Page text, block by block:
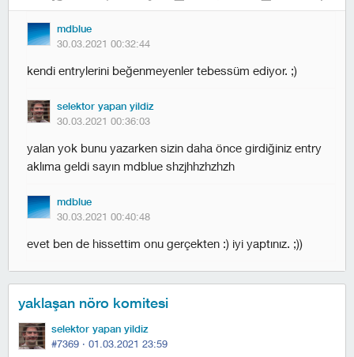
mdblue
30.03.2021 00:32:44
kendi entrylerini beğenmeyenler tebessüm ediyor. ;)
selektor yapan yildiz
30.03.2021 00:36:03
yalan yok bunu yazarken sizin daha önce girdiğiniz entry
aklıma geldi sayın mdblue shzjhhzhzhzh
mdblue
30.03.2021 00:40:48
evet ben de hissettim onu gerçekten :) iyi yaptınız. ;))
yaklaşan nöro komitesi
selektor yapan yildiz
#7369 · 01.03.2021 23:59